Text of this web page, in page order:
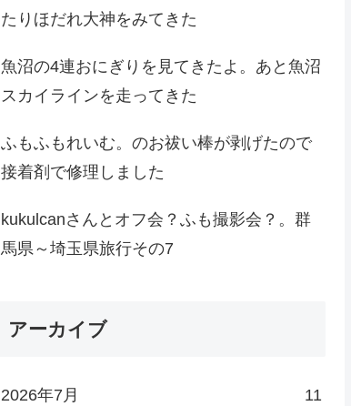
たりほだれ大神をみてきた
魚沼の4連おにぎりを見てきたよ。あと魚沼
スカイラインを走ってきた
ふもふもれいむ。のお祓い棒が剥げたので
接着剤で修理しました
kukulcanさんとオフ会？ふも撮影会？。群
馬県～埼玉県旅行その7
アーカイブ
2026年7月 11